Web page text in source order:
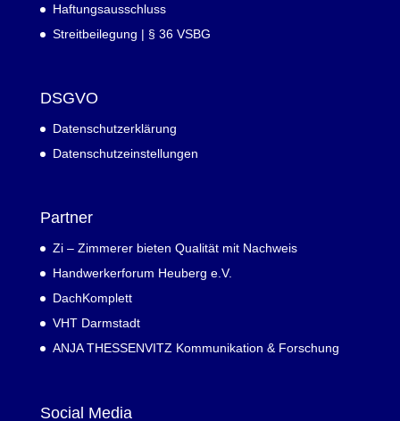
Haftungsausschluss
Streitbeilegung | § 36 VSBG
DSGVO
Datenschutzerklärung
Datenschutzeinstellungen
Partner
Zi – Zimmerer bieten Qualität mit Nachweis
Handwerkerforum Heuberg e.V.
DachKomplett
VHT Darmstadt
ANJA THESSENVITZ Kommunikation & Forschung
Social Media